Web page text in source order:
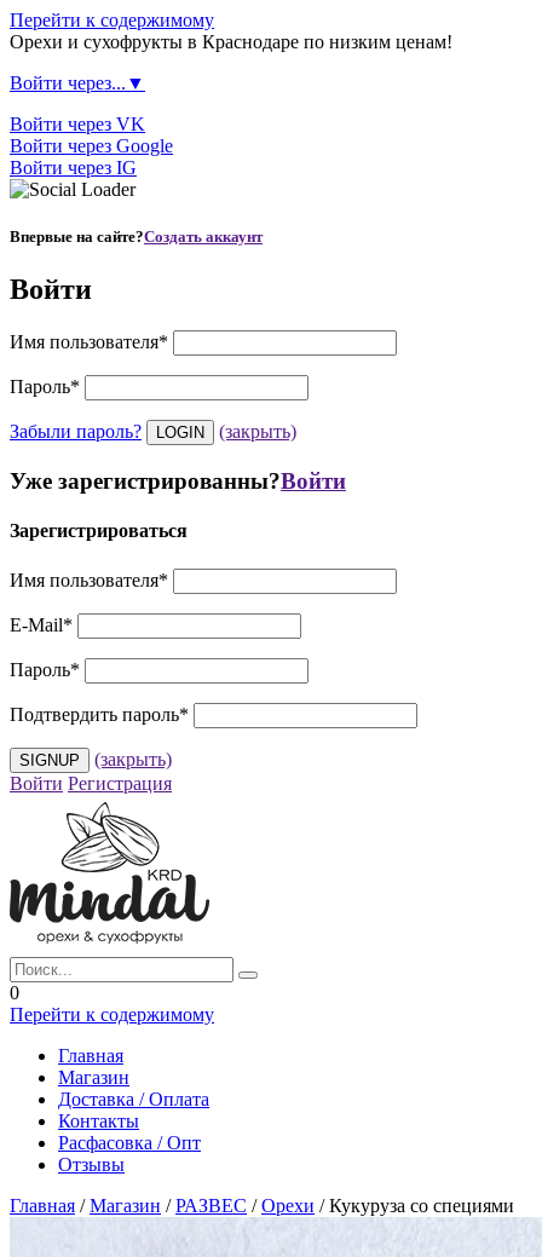
Перейти к содержимому
Орехи и сухофрукты в Краснодаре по низким ценам!
Войти через...▼
Войти через VK
Войти через Google
Войти через IG
Впервые на сайте?Создать аккаунт
Войти
Имя пользователя*
Пароль*
Забыли пароль? (закрыть)
Уже зарегистрированны?Войти
Зарегистрироваться
Имя пользователя*
E-Mail*
Пароль*
Подтвердить пароль*
(закрыть)
Войти Регистрация
0
Перейти к содержимому
Главная
Магазин
Доставка / Оплата
Контакты
Расфасовка / Опт
Отзывы
Главная /Магазин /РАЗВЕС /Орехи /Кукуруза со специями